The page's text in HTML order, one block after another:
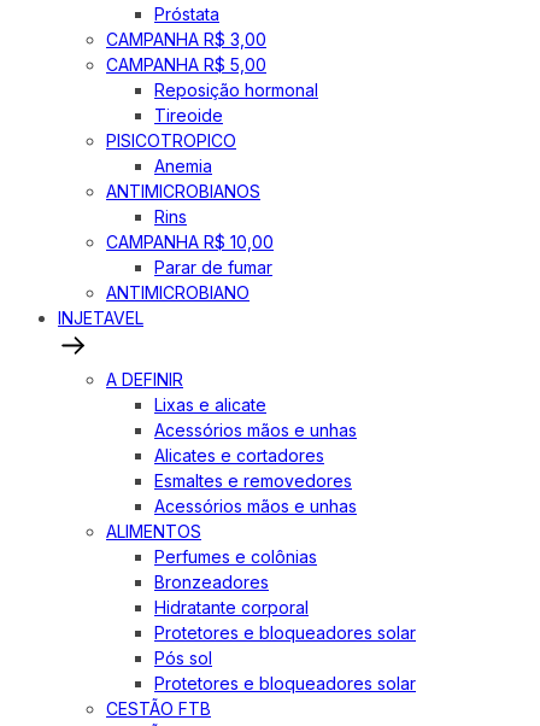
Próstata
CAMPANHA R$ 3,00
CAMPANHA R$ 5,00
Reposição hormonal
Tireoide
PISICOTROPICO
Anemia
ANTIMICROBIANOS
Rins
CAMPANHA R$ 10,00
Parar de fumar
ANTIMICROBIANO
INJETAVEL
A DEFINIR
Lixas e alicate
Acessórios mãos e unhas
Alicates e cortadores
Esmaltes e removedores
Acessórios mãos e unhas
ALIMENTOS
Perfumes e colônias
Bronzeadores
Hidratante corporal
Protetores e bloqueadores solar
Pós sol
Protetores e bloqueadores solar
CESTÃO FTB